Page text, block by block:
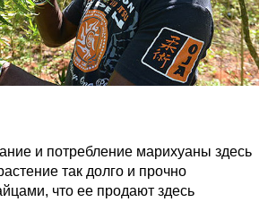
и потребление марихуаны здесь
так долго и прочно
что ее продают здесь